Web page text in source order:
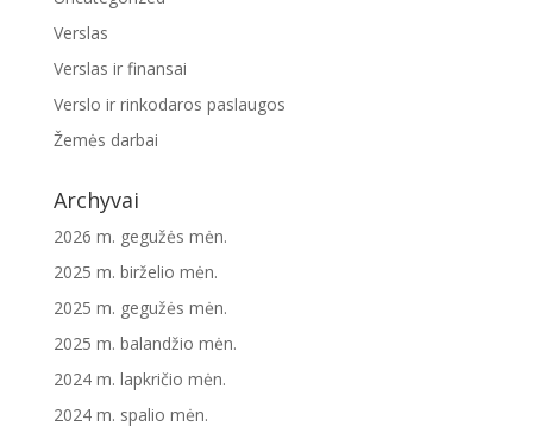
Verslas
Verslas ir finansai
Verslo ir rinkodaros paslaugos
Žemės darbai
Archyvai
2026 m. gegužės mėn.
2025 m. birželio mėn.
2025 m. gegužės mėn.
2025 m. balandžio mėn.
2024 m. lapkričio mėn.
2024 m. spalio mėn.